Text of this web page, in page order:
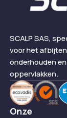
SCALP SAS,
voor het
onderhouden
oppervlakken.
Onze